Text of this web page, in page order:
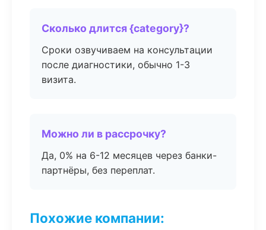
Сколько длится {category}?
Сроки озвучиваем на консультации
после диагностики, обычно 1-3
визита.
Можно ли в рассрочку?
Да, 0% на 6-12 месяцев через банки-
партнёры, без переплат.
Похожие компании: